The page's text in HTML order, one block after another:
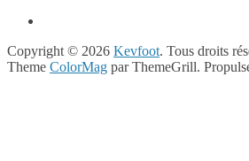
Copyright © 2026 Kevfoot. Tous droits
Theme ColorMag par ThemeGrill.